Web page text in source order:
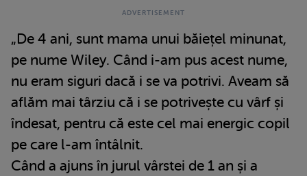
„De 4 ani, sunt mama unui băiețel minunat,
pe nume Wiley. Când i-am pus acest nume,
nu eram siguri dacă i se va potrivi. Aveam să
aflăm mai târziu că i se potrivește cu vârf și
îndesat, pentru că este cel mai energic copil
pe care l-am întâlnit.
Când a ajuns în jurul vârstei de 1 an și a